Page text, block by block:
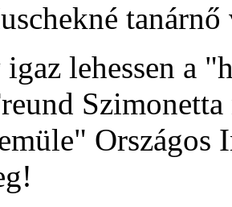
lehessen a
Országos